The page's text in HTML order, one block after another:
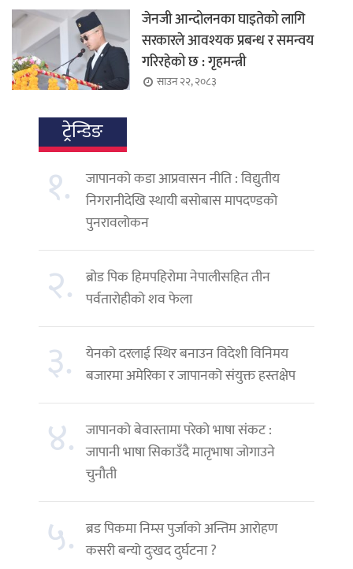
जेनजी आन्दोलनका घाइतेको लागि
सरकारले आवश्यक प्रबन्ध र समन्वय
गरिरहेको छ : गृहमन्त्री
साउन २२, २०८३
ट्रेन्डिङ
१.
जापानको कडा आप्रवासन नीति : विद्युतीय
निगरानीदेखि स्थायी बसोबास मापदण्डको
पुनरावलोकन
२. ब्रोड पिक हिमपहिरोमा नेपालीसहित तीन
पर्वतारोहीको शव फेला
३.
येनको दरलाई स्थिर बनाउन विदेशी विनिमय
बजारमा अमेरिका र जापानको संयुक्त हस्तक्षेप
४. जापानको बेवास्तामा परेको भाषा संकट :
जापानी भाषा सिकाउँदै मातृभाषा जोगाउने
चुनौती
५. ब्रड पिकमा निम्स पुर्जाको अन्तिम आरोहण
कसरी बन्यो दुःखद दुर्घटना ?